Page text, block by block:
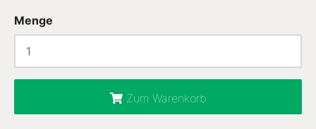
Menge
Zum Warenkorb